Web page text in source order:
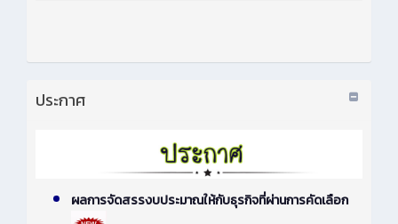
ประกาศ
ผลการจัดสรรงบประมาณให้กับธุรกิจที่ผ่านการคัดเลือก